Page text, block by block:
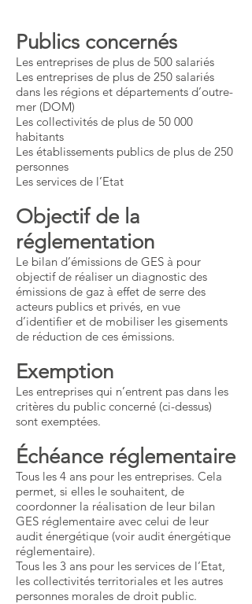
Publics concernés
Les entreprises de plus de 500 salariés
Les entreprises de plus de 250 salariés
dans les régions et départements d’outre-
mer (DOM)
Les collectivités de plus de 50 000
habitants
Les établissements publics de plus de 250
personnes
Les services de l’Etat
Objectif de la
réglementation
Le bilan d’émissions de GES à pour
objectif de réaliser un diagnostic des
émissions de gaz à effet de serre des
acteurs publics et privés, en vue
d’identifier et de mobiliser les gisements
de réduction de ces émissions.
Exemption
Les entreprises qui n’entrent pas dans les
critères du public concerné (ci-dessus)
sont exemptées.
Échéance réglementaire
Tous les 4 ans pour les entreprises. Cela
permet, si elles le souhaitent, de
coordonner la réalisation de leur bilan
GES réglementaire avec celui de leur
audit énergétique (voir audit énergétique
réglementaire).
Tous les 3 ans pour les services de l’Etat,
les collectivités territoriales et les autres
personnes morales de droit public.